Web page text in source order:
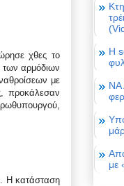
χθες το
των αρμόδιων
με
προκάλεσαν
Η κατάσταση
Η
ΝΑ
με